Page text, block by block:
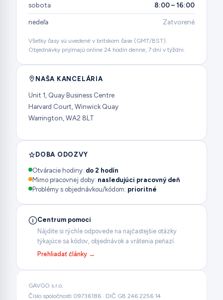
sobota 8:00 – 16:00
nedeľa Zatvorené
Všetky časy sú uvedené v britskom čase (GMT/BST).
Objednávky prijímajú online 24 hodín denne, 7 dní v týždni.
NAŠA KANCELÁRIA
Unit 1, Quay Business Centre
Harvard Court, Winwick Quay
Warrington, WA2 8LT
DOBA ODOZVY
Otváracie hodiny: do 2 hodín
Mimo pracovnej doby: nasledujúci pracovný deň
Problémy s objednávkou/kódom: prioritné
Centrum pomoci
Nájdite si rýchle odpovede na najčastejšie otázky
týkajúce sa kódov, objednávok a vrátenia peňazí.
Prehliadať články →
GAVGO s.r.o.
Číslo spoločnosti 09736186 · DIČ GB 246 2256 14